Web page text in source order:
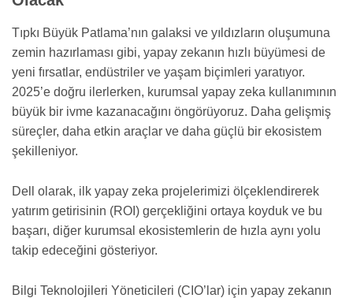
Tıpkı Büyük Patlama’nın galaksi ve yıldızların oluşumuna
zemin hazırlaması gibi, yapay zekanın hızlı büyümesi de
yeni fırsatlar, endüstriler ve yaşam biçimleri yaratıyor.
2025’e doğru ilerlerken, kurumsal yapay zeka kullanımının
büyük bir ivme kazanacağını öngörüyoruz. Daha gelişmiş
süreçler, daha etkin araçlar ve daha güçlü bir ekosistem
şekilleniyor.
Dell olarak, ilk yapay zeka projelerimizi ölçeklendirerek
yatırım getirisinin (ROI) gerçekliğini ortaya koyduk ve bu
başarı, diğer kurumsal ekosistemlerin de hızla aynı yolu
takip edeceğini gösteriyor.
Bilgi Teknolojileri Yöneticileri (CIO’lar) için yapay zekanın